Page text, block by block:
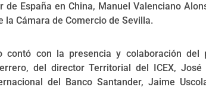
de España en China, Manuel Valenciano
la Cámara de Comercio de Sevilla.
contó con la presencia y colaboración del
del director Territorial del ICEX,
del Banco Santander, Jaime